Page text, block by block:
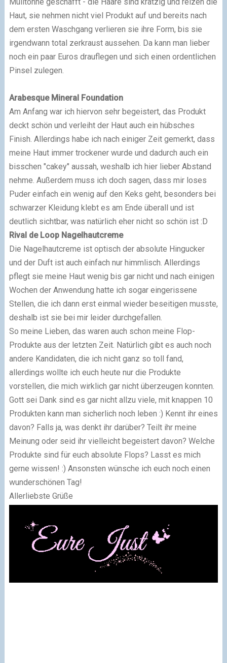
Haut, sie nehmen nicht viel Produkt auf und bereits nach
dem ersten Waschgang verlieren sie ihre Form, bis sie
irgendwann total zerkraust aussehen. Da kann man lieber
noch ein paar Euros drauflegen und sich einen ordentlichen
Pinsel zulegen.
Arabesque Mineral Foundation
Am Anfang war ich hiervon sehr begeistert, das Produkt
deckt schön und verleiht der Haut auch ein hübsches
Finish. Allerdings habe ich nach einiger Zeit gemerkt, dass
meine Haut immer trockener wurde und dadurch auch ein
bisschen "cakey" aussah, weshalb ich hier lieber Abstand
nehme. Außerdem muss ich doch sagen, dass mir loses
Puder einfach ein wenig auf den Keks geht, besonders bei
schwarzer Kleidung klebt es am Ende überall und ist
deutlich sichtbar, was natürlich eher nicht so schön ist :D
Rival de Loop Nagelhautcreme
Die Nagelhautcreme ist optisch der absolute Hingucker
und der Duft ist auch einfach nur himmlisch. Allerdings
pflegt sie meine Haut wenig bis gar nicht und nach einigen
Wochen der Anwendung hatte ich sogar eingerissene
Stellen, die ich dann erst einmal wieder beseitigen musste,
deshalb ist sie bei mir leider durchgefallen.
So meine Lieben, das waren auch schon meine Flop-
Produkte aus der letzten Zeit. Natürlich gibt es auch noch
andere Kandidaten, die ich nicht ganz so toll fand,
allerdings wollte ich euch heute nur die Produkte
vorstellen, die mich wirklich gar nicht überzeugen konnten.
Gott sei Dank sind es gar nicht allzu viele, mit knappen 10
Produkten kann man sicherlich noch leben :) Kennt ihr eines
davon? Falls ja, was denkt ihr darüber? Teilt ihr meine
Meinung oder seid ihr vielleicht begeistert davon? Welche
Produkte sind für euch absolute Flops? Lasst es mich
gerne wissen! :) Ansonsten wünsche ich euch noch einen
wunderschönen Tag!
Allerliebste Grüße